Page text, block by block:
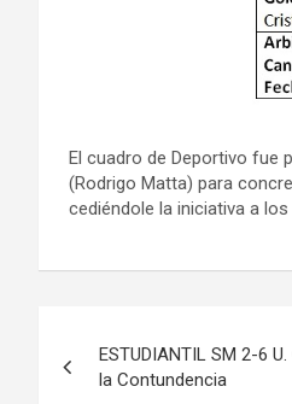
El cuadro de Deportivo fue
(Rodrigo Matta) para
cediéndole la iniciativa a
de
ESTUDIANTIL SM 2-6
la Contundencia